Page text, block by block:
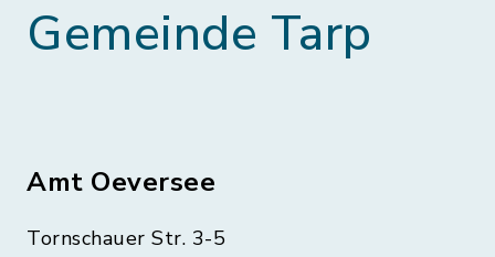
Gemeinde Tarp
Amt Oeversee
Tornschauer Str. 3-5